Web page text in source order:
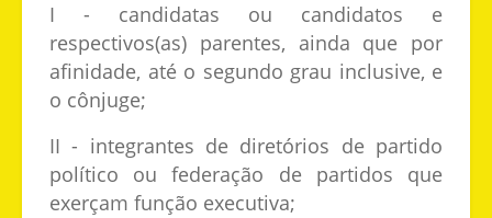
I - candidatas ou candidatos e
respectivos(as) parentes, ainda que por
afinidade, até o segundo grau inclusive, e
o cônjuge;
II - integrantes de diretórios de partido
político ou federação de partidos que
exerçam função executiva;